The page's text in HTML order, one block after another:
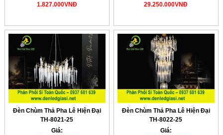
1.827.000VNĐ
29.250.000VNĐ
Đèn Chùm Thả Pha Lê Hiện Đại
TH-8021-25
Giá:
Đèn Chùm Thả Pha Lê Hiện Đại
TH-8022-25
Giá: